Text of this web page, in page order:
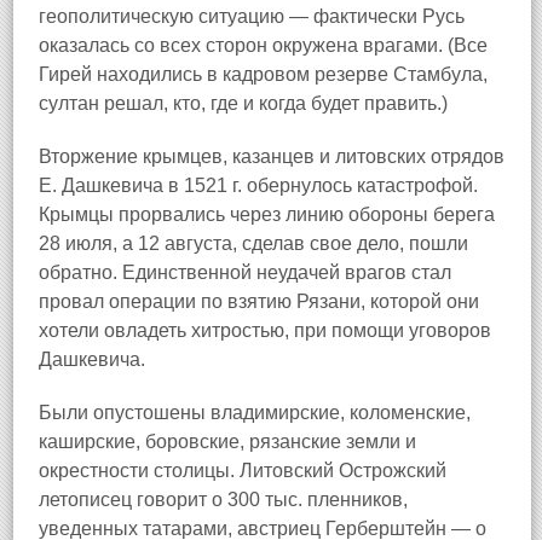
геополитическую ситуацию — фактически Русь
оказалась со всех сторон окружена врагами. (Все
Гирей находились в кадровом резерве Стамбула,
султан решал, кто, где и когда будет править.)
Вторжение крымцев, казанцев и литовских отрядов
Е. Дашкевича в 1521 г. обернулось катастрофой.
Крымцы прорвались через линию обороны берега
28 июля, а 12 августа, сделав свое дело, пошли
обратно. Единственной неудачей врагов стал
провал операции по взятию Рязани, которой они
хотели овладеть хитростью, при помощи уговоров
Дашкевича.
Были опустошены владимирские, коломенские,
каширские, боровские, рязанские земли и
окрестности столицы. Литовский Острожский
летописец говорит о 300 тыс. пленников,
уведенных татарами, австриец Герберштейн — о